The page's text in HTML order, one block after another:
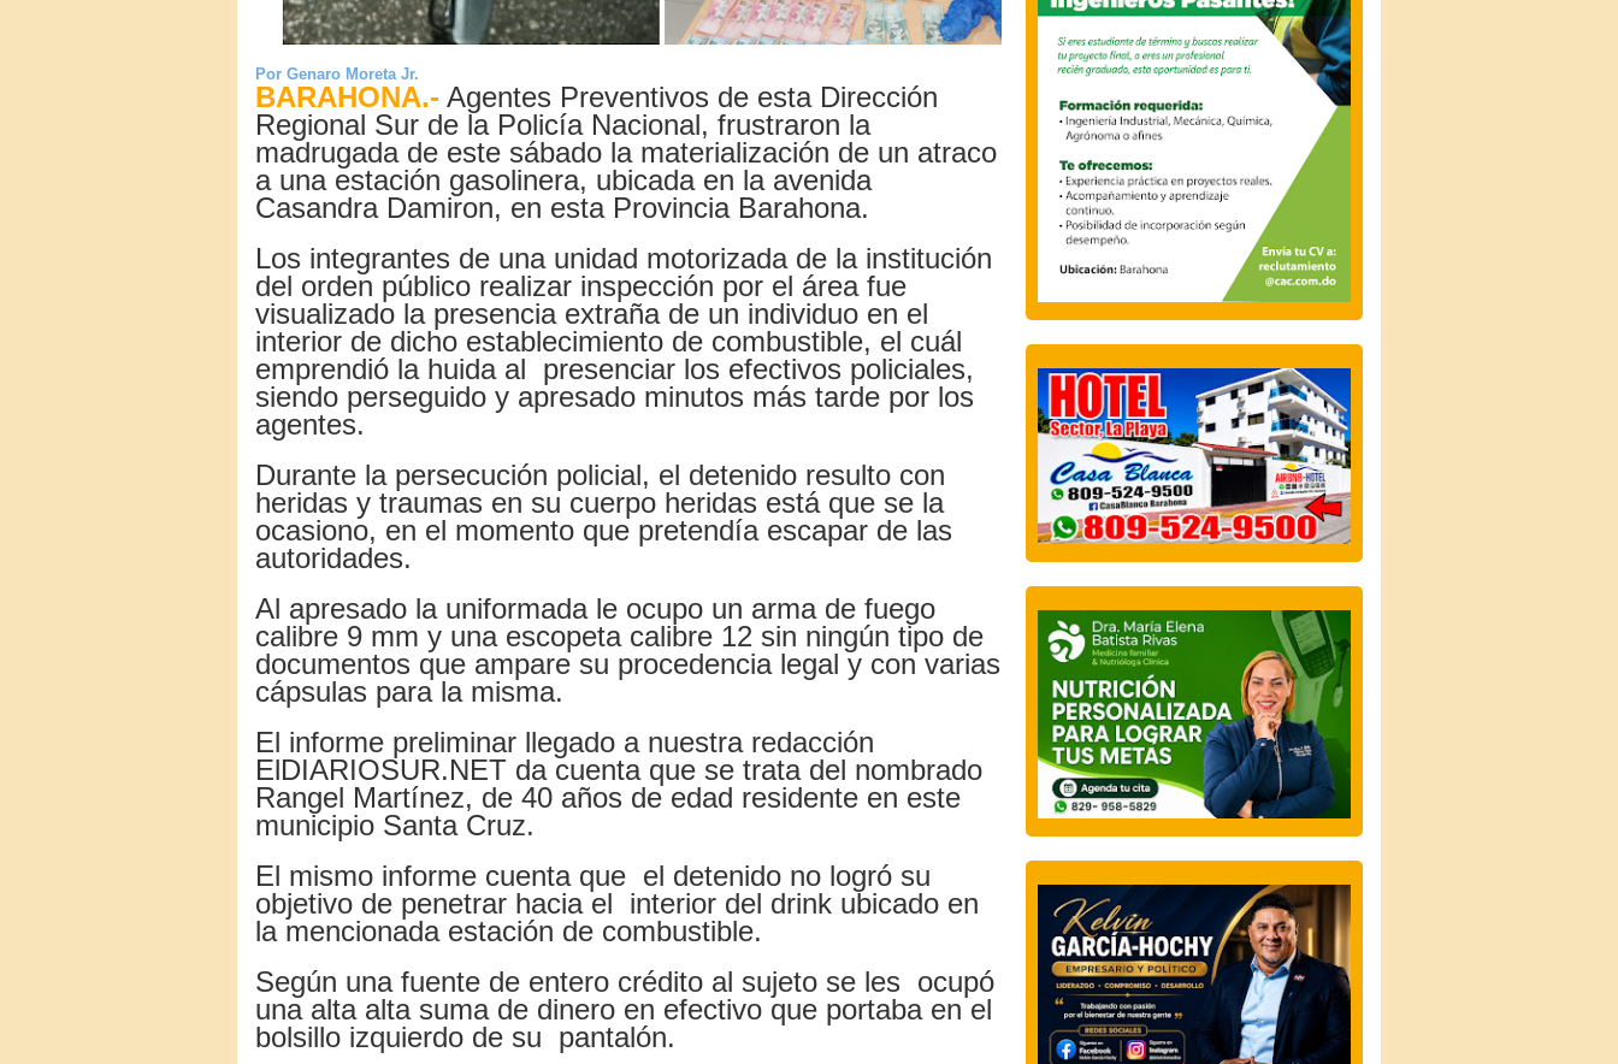
Por Genaro Moreta Jr.
BARAHONA.- Agentes Preventivos de esta Dirección
Regional Sur de la Policía Nacional, frustraron la
madrugada de este sábado la materialización de un atraco
a una estación gasolinera, ubicada en la avenida
Casandra Damiron, en esta Provincia Barahona.
Los integrantes de una unidad motorizada de la institución
del orden público realizar inspección por el área fue
visualizado la presencia extraña de un individuo en el
interior de dicho establecimiento de combustible, el cuál
emprendió la huida al presenciar los efectivos policiales,
siendo perseguido y apresado minutos más tarde por los
agentes.
Durante la persecución policial, el detenido resulto con
heridas y traumas en su cuerpo heridas está que se la
ocasiono, en el momento que pretendía escapar de las
autoridades.
Al apresado la uniformada le ocupo un arma de fuego
calibre 9 mm y una escopeta calibre 12 sin ningún tipo de
documentos que ampare su procedencia legal y con varias
cápsulas para la misma.
El informe preliminar llegado a nuestra redacción
ElDIARIOSUR.NET da cuenta que se trata del nombrado
Rangel Martínez, de 40 años de edad residente en este
municipio Santa Cruz.
El mismo informe cuenta que el detenido no logró su
objetivo de penetrar hacia el interior del drink ubicado en
la mencionada estación de combustible.
Según una fuente de entero crédito al sujeto se les ocupó
una alta alta suma de dinero en efectivo que portaba en el
bolsillo izquierdo de su pantalón.